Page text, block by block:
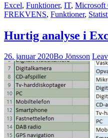
Excel, Funktioner, IT, Microsoft
FREKVENS, Funktioner,
Hurtig analyse i
26. januar 2020Bo Jönsson